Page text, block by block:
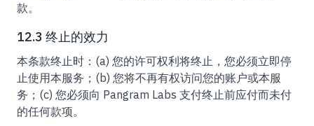
款。
12.3 终止的效力
本条款终止时：(a) 您的许可权利将终止，您必须立即停
止使用本服务；(b) 您将不再有权访问您的账户或本服
务；(c) 您必须向 Pangram Labs 支付终止前应付而未付
的任何款项。